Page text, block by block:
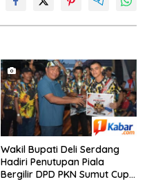
Wakil Bupati Deli Serdang
Hadiri Penutupan Piala
Bergilir DPD PKN Sumut Cup I